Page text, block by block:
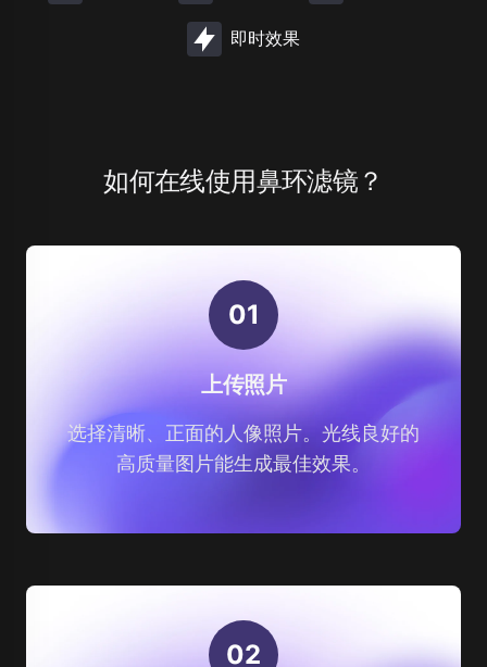
即时效果
如何在线使用鼻环滤镜？
01
上传照片
选择清晰、正面的人像照片。光线良好的
高质量图片能生成最佳效果。
02